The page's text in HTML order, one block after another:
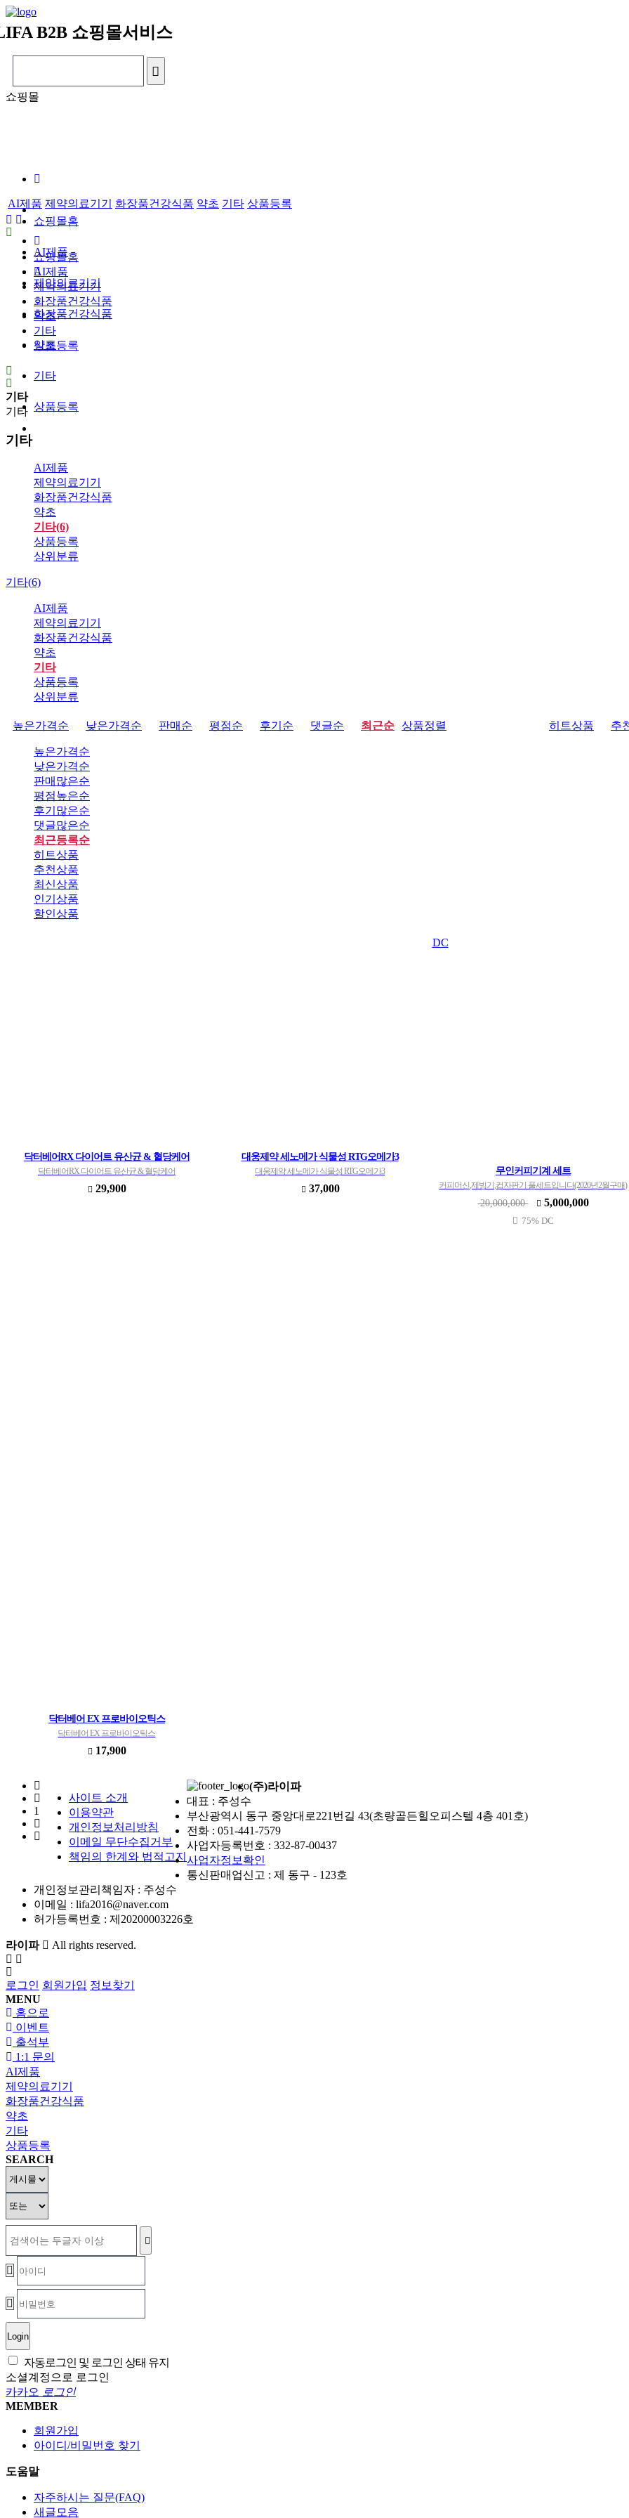
B2B 쇼핑몰서비스
쇼핑몰
쇼핑몰홈
AI제품
제약의료기기
화장품건강식품
약초
기타
상품등록
AI제품 제약의료기기 화장품건강식품 약초 기타 상품등록
쇼핑몰홈
AI제품
제약의료기기
화장품건강식품
약초
기타
상품등록
기타
기타
기타
AI제품
제약의료기기
화장품건강식품
약초
기타(6)
상품등록
상위분류
기타(6)
AI제품
제약의료기기
화장품건강식품
약초
기타
상품등록
상위분류
높은가격순 낮은가격순 판매순 평점순 후기순 댓글순 최근순 히트상품 추
상품정렬
높은가격순
낮은가격순
판매많은순
평점높은순
후기많은순
댓글많은순
최근등록순
히트상품
추천상품
최신상품
인기상품
할인상품
닥터베어RX 다이어트 유산균 & 혈당케어
닥터베어RX 다이어트 유산균 & 혈당케어
29,900
대웅제약 세노메가 식물성 RTG오메가3
대웅제약 세노메가 식물성 RTG오메가3
37,000
DC
무인커피기계 세트
커피머신,제빙기,컵자판기 풀세트입니다(2020년2월구매)
20,000,000 5,000,000
75% DC
닥터베어 EX 프로바이오틱스
닥터베어 EX 프로바이오틱스
17,900
1
사이트 소개
이용약관
개인정보처리방침
이메일 무단수집거부
책임의 한계와 법적고지
(주)라이파
대표 : 주성수
부산광역시 동구 중앙대로221번길 43(초량골든힐오피스텔 4층 401호)
전화 : 051-441-7579
사업자등록번호 : 332-87-00437
사업자정보확인
통신판매업신고 : 제 동구 - 123호
개인정보관리책임자 : 주성수
이메일 : lifa2016@naver.com
허가등록번호 : 제20200003226호
라이파 All rights reserved.
로그인 회원가입 정보찾기
MENU
홈으로
이벤트
출석부
1:1 문의
AI제품
제약의료기기
화장품건강식품
약초
기타
상품등록
SEARCH
Login
자동로그인 및 로그인 상태 유지
소셜계정으로 로그인
카카오 로그인
MEMBER
회원가입
아이디/비밀번호 찾기
도움말
자주하시는 질문(FAQ)
새글모음